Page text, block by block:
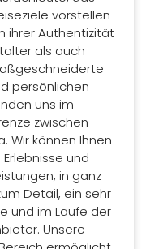
vorstellen
ihrer Authentizität
als auch
persönlichen
uns im
zwischen
Wir können Ihnen
und
in ganz
Detail, ein sehr
und im Laufe der
Unsere